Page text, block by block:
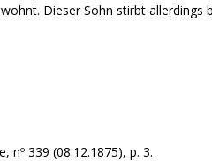
Dieser Sohn stirbt allerdings
nº 339 (08.12.1875), p. 3.